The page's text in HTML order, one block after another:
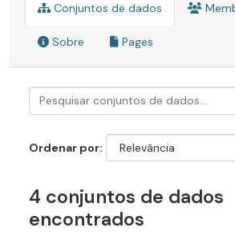
Conjuntos de dados
Sobre Pages
Ordenar por
4 conjuntos de dados
encontrados